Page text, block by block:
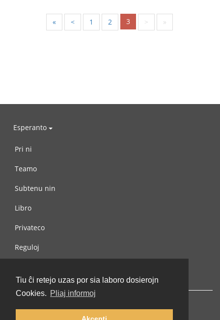
Tiu ĉi retejo uzas por sia laboro dosierojn
Cookies. Pliaj informoj
« < 1 2 3 > »
Esperanto
Pri ni
Teamo
Subtenu nin
Libro
Privateco
Reguloj